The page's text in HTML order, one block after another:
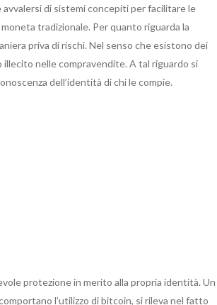
di sistemi concepiti per facilitare le
tradizionale. Per quanto riguarda la
priva di rischi. Nel senso che esistono dei
nelle compravendite. A tal riguardo si
dell’identità di chi le compie.
protezione in merito alla propria identità. Un
l’utilizzo di bitcoin, si rileva nel fatto